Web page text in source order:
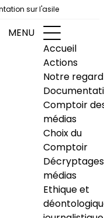
sur l'asile
MENU
Accueil
Actions
Notre regard
Comptoir
médias
Choix du
Comptoir
Décryptages
médias
Ethique et